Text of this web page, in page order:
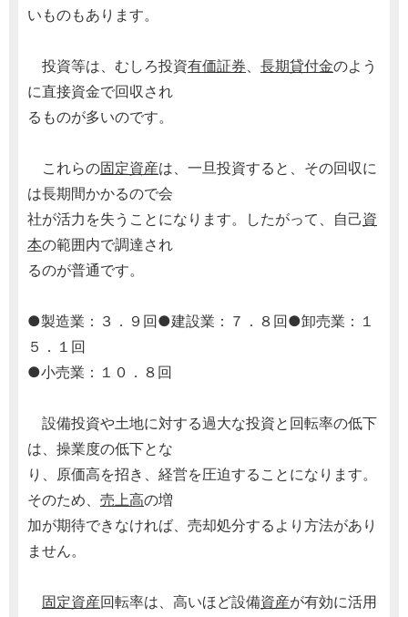
いものもあります。
投資等は、むしろ投資有価証券、 長期貸付金のよう
に直接資金で回収され
るものが多いのです。
これらの固定資産は、一旦投資すると、その回収に
は長期間かかるので会
社が活力を失うことになります。したがって、自己資
本の範囲内で調達され
るのが普通です。
●製造業：３．９回●建設業：７．８回●卸売業：１
５．１回
●小売業：１０．８回
設備投資や土地に対する過大な投資と回転率の低下
は、操業度の低下とな
り、原価高を招き、経営を圧迫することになります。
そのため、 売上高の増
加が期待できなければ、売却処分するより方法があり
ません。
固定資産回転率は、高いほど設備資産が有効に活用